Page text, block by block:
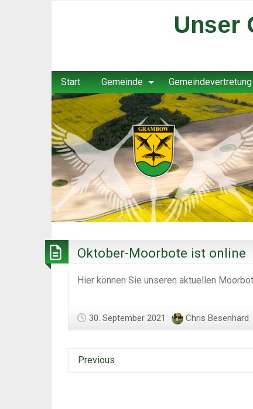
Unser
Start Gemeinde Gemeindevertretung
Oktober-Moorbote ist online
Hier können Sie unseren aktuellen
30. September 2021 Chris Besenhard
Previous